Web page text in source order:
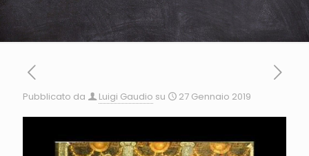
Pubblicato da Luigi Gaudio su 27 Gennaio 2019